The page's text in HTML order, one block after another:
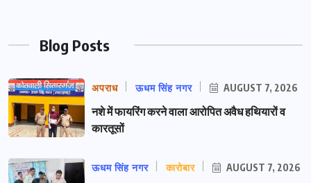
Blog Posts
अपराध ऊधम सिंह नगर AUGUST 7, 2026
नशे में फायरिंग करने वाला आरोपित अवैध हथियारों व
कारतूसों
ऊधम सिंह नगर कारोबार AUGUST 7, 2026